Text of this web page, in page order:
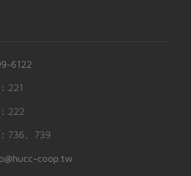
6122
221
222
736、739
coop.tw